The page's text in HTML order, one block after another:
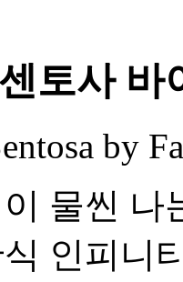
토사
by
물씬 나
인피니